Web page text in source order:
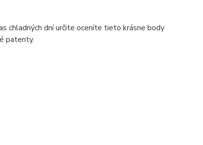
chladných dní určite oceníte tieto krásne body
patenty.